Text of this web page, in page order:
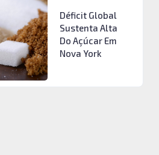
Déficit Global
Sustenta Alta
Do Açúcar Em
Nova York